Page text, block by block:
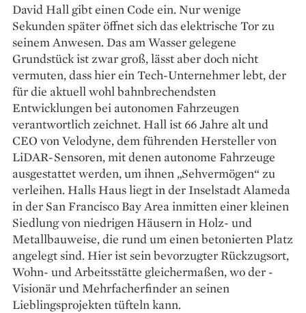
David Hall gibt einen Code ein. Nur ­wenige
Sekunden später öffnet sich das elektrische Tor zu
seinem Anwesen. Das am Wasser gelegene
Grundstück ist zwar groß, lässt aber doch nicht
vermuten, dass hier ein Tech-Unternehmer lebt, der
für die aktuell wohl bahnbrechendsten
Entwicklungen bei autonomen Fahrzeugen
verantwortlich zeichnet. Hall ist 66 Jahre alt und
CEO von Velodyne, dem führenden Hersteller von
LiDAR-Sensoren, mit denen autonome Fahrzeuge
ausgestattet werden, um ihnen „Sehvermögen“ zu
verleihen. Halls Haus liegt in der Inselstadt Alameda
in der San Francisco Bay Area inmitten einer kleinen
Siedlung von niedrigen Häusern in Holz- und
Metallbauweise, die rund um einen betonierten Platz
angelegt sind. Hier ist sein bevorzugter Rückzugsort,
Wohn- und Arbeitsstätte gleichermaßen, wo der ­
Visionär und Mehrfacherfinder an seinen
Lieblingsprojekten tüfteln kann.